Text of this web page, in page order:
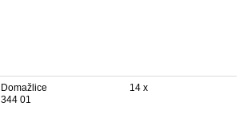
Domažlice
344 01
14 x